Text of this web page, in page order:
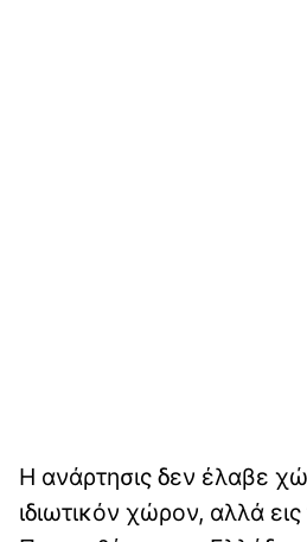
Η ανάρτησις δεν έλαβε
ιδιωτικόν χώρον, αλλά